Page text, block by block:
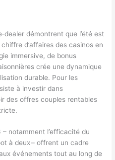
démontrent que l’été est
d’affaires des casinos en
immersive, de bonus
crée une dynamique
durable. Pour les
à investir dans
des offres couples rentables
notamment l’efficacité du
à deux – offrent un cadre
événements tout au long de